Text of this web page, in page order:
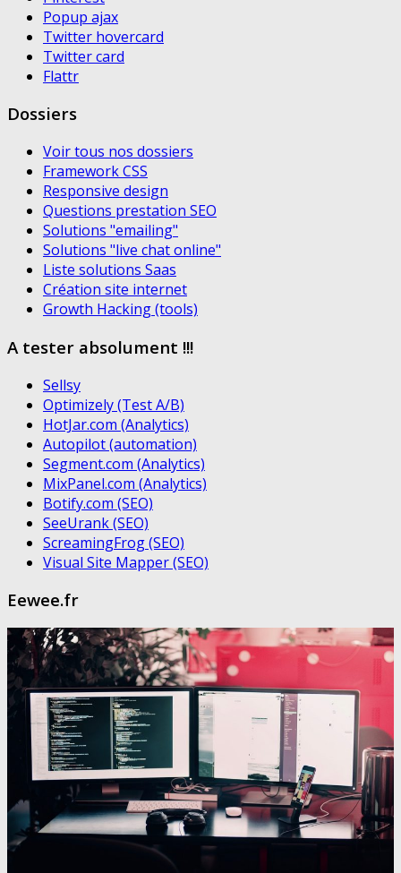
Popup ajax
Twitter hovercard
Twitter card
Flattr
Dossiers
Voir tous nos dossiers
Framework CSS
Responsive design
Questions prestation SEO
Solutions "emailing"
Solutions "live chat online"
Liste solutions Saas
Création site internet
Growth Hacking (tools)
A tester absolument !!!
Sellsy
Optimizely (Test A/B)
HotJar.com (Analytics)
Autopilot (automation)
Segment.com (Analytics)
MixPanel.com (Analytics)
Botify.com (SEO)
SeeUrank (SEO)
ScreamingFrog (SEO)
Visual Site Mapper (SEO)
Eewee.fr